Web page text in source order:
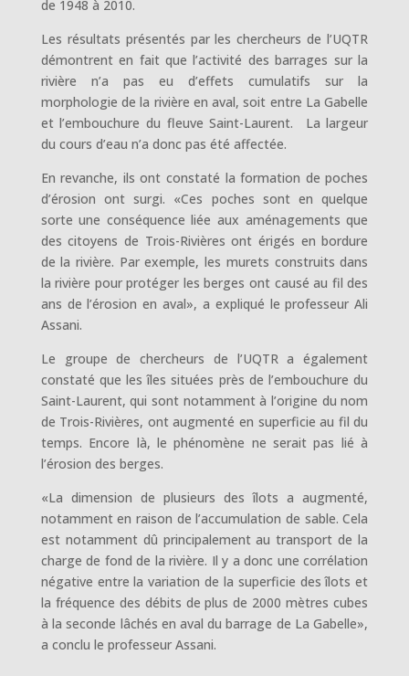
de 1948 à 2010.
Les résultats présentés par les chercheurs de l’UQTR
démontrent en fait que l’activité des barrages sur la
rivière n’a pas eu d’effets cumulatifs sur la
morphologie de la rivière en aval, soit entre La Gabelle
et l’embouchure du fleuve Saint-Laurent. La largeur
du cours d’eau n’a donc pas été affectée.
En revanche, ils ont constaté la formation de poches
d’érosion ont surgi. «Ces poches sont en quelque
sorte une conséquence liée aux aménagements que
des citoyens de Trois-Rivières ont érigés en bordure
de la rivière. Par exemple, les murets construits dans
la rivière pour protéger les berges ont causé au fil des
ans de l’érosion en aval», a expliqué le professeur Ali
Assani.
Le groupe de chercheurs de l’UQTR a également
constaté que les îles situées près de l’embouchure du
Saint-Laurent, qui sont notamment à l’origine du nom
de Trois-Rivières, ont augmenté en superficie au fil du
temps. Encore là, le phénomène ne serait pas lié à
l’érosion des berges.
«La dimension de plusieurs des îlots a augmenté,
notamment en raison de l’accumulation de sable. Cela
est notamment dû principalement au transport de la
charge de fond de la rivière. Il y a donc une corrélation
négative entre la variation de la superficie des îlots et
la fréquence des débits de plus de 2000 mètres cubes
à la seconde lâchés en aval du barrage de La Gabelle»,
a conclu le professeur Assani.